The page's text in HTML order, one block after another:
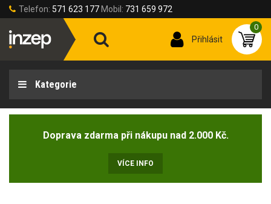
Telefon: 571 623 177 Mobil: 731 659 972
Přihlásit
0
Kategorie
Doprava zdarma při nákupu nad 2.000 Kč.
VÍCE INFO